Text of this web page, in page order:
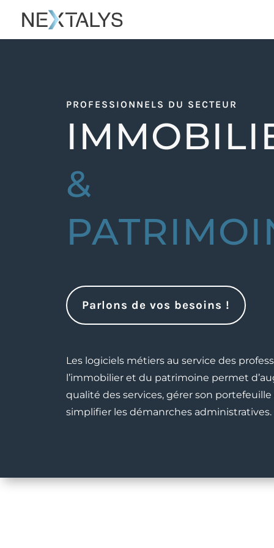
PROFESSIONNELS DU SECTEUR
&
Parlons de vos besoins !
Les logiciels métiers au service des
l’immobilier et du patrimoine permet
qualité des services, gérer son
simplifier les démanrches administratives.